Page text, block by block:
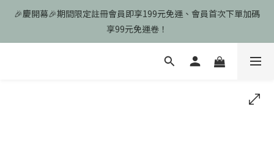
🎉慶開幕🎉期間限定註冊會員即享199元免運、會員首次下單加碼
享99元免運卷！
🎉慶開幕🎉期間限定註冊會員即享199元免運、會員首次下單加碼
享99元免運卷！
歡迎光臨瑪可希維，本站商品皆為台灣現貨、含稅可打統編
🎉慶開幕🎉期間限定註冊會員即享199元免運、會員首次下單加碼